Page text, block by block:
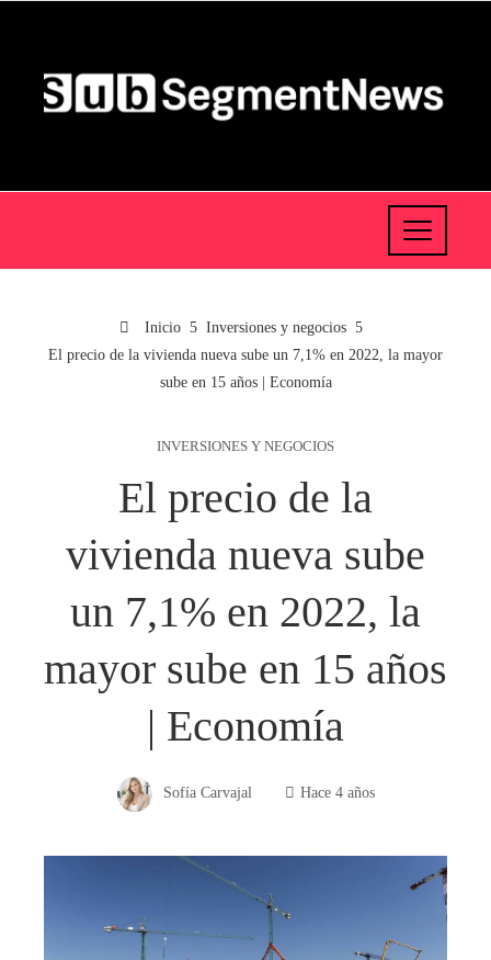
Inicio
Inversiones y negocios
El precio de la vivienda nueva sube un 7,1% en 2022, la mayor
sube en 15 años | Economía
INVERSIONES Y NEGOCIOS
El precio de la
vivienda nueva sube
un 7,1% en 2022, la
mayor sube en 15 años
| Economía
Sofía Carvajal Hace 4 años